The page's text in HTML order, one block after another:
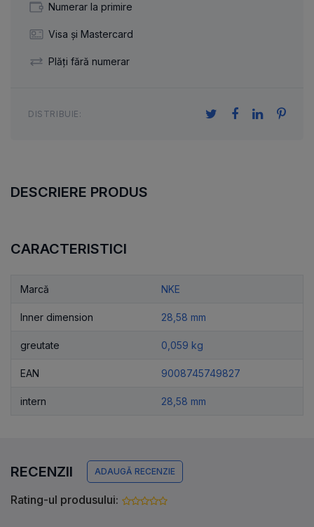
Numerar la primire
Visa și Mastercard
Plăți fără numerar
DISTRIBUIE:
DESCRIERE PRODUS
CARACTERISTICI
Marcă NKE
Inner dimension 28,58 mm
greutate 0,059 kg
EAN 9008745749827
intern 28,58 mm
RECENZII ADAUGĂ RECENZIE
Rating-ul produsului: